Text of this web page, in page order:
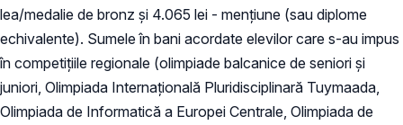
lea/medalie de bronz şi 4.065 lei - menţiune (sau diplome
echivalente). Sumele în bani acordate elevilor care s-au impus
în competiţiile regionale (olimpiade balcanice de seniori şi
juniori, Olimpiada Internaţională Pluridisciplinară Tuymaada,
Olimpiada de Informatică a Europei Centrale, Olimpiada de